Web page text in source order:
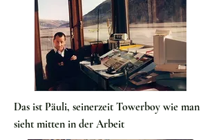
Das ist Päuli, seinerzeit Towerboy wie man
sieht mitten in der Arbeit